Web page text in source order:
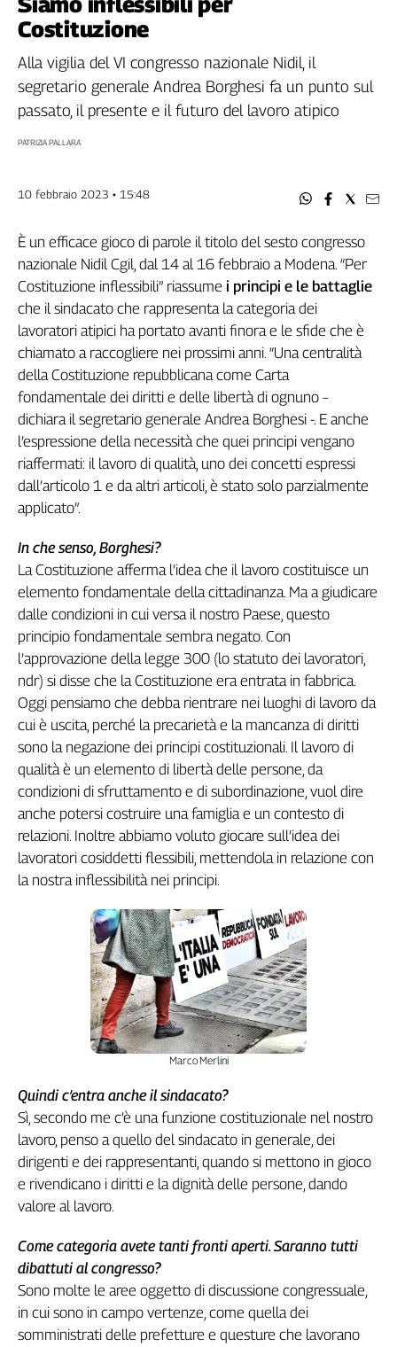
Filcams
Filctem
Fillea
Flai
Fp
Slc
Spi
Inca
Caaf
Speciali
G8
di
Genova,
il
sangue
della
ragione
120
Cgil
Collettiva
Academy
Collettiva
Play
Rubriche
Collettiva
Talk
settimana
Collettiva
Girasoli
Il
Sassolino
Linea
Economica
Le
trasmissioni
tv
Work
in
Progress
L'Italia
Lavoro
Territori
Abruzzo-
Molise
Costituzione
Alla vigilia del VI congresso nazionale Nidil, il
segretario generale Andrea Borghesi fa un punto sul
passato, il presente e il futuro del lavoro atipico
PATRIZIA PALLARA
10 febbraio 2023 • 15:48
È un efficace gioco di parole il titolo del sesto congresso
nazionale Nidil Cgil, dal 14 al 16 febbraio a Modena. “Per
Costituzione inflessibili” riassume i principi e le battaglie
che il sindacato che rappresenta la categoria dei
lavoratori atipici ha portato avanti finora e le sfide che è
chiamato a raccogliere nei prossimi anni. “Una centralità
della Costituzione repubblicana come Carta
fondamentale dei diritti e delle libertà di ognuno –
dichiara il segretario generale Andrea Borghesi -. E anche
l’espressione della necessità che quei principi vengano
riaffermati: il lavoro di qualità, uno dei concetti espressi
dall’articolo 1 e da altri articoli, è stato solo parzialmente
applicato”.
In che senso, Borghesi?
La Costituzione afferma l’idea che il lavoro costituisce un
elemento fondamentale della cittadinanza. Ma a giudicare
dalle condizioni in cui versa il nostro Paese, questo
principio fondamentale sembra negato. Con
l’approvazione della legge 300 (lo statuto dei lavoratori,
ndr) si disse che la Costituzione era entrata in fabbrica.
Oggi pensiamo che debba rientrare nei luoghi di lavoro da
cui è uscita, perché la precarietà e la mancanza di diritti
sono la negazione dei principi costituzionali. Il lavoro di
qualità è un elemento di libertà delle persone, da
condizioni di sfruttamento e di subordinazione, vuol dire
anche potersi costruire una famiglia e un contesto di
relazioni. Inoltre abbiamo voluto giocare sull’idea dei
lavoratori cosiddetti flessibili, mettendola in relazione con
la nostra inflessibilità nei principi.
Marco Merlini
Quindi c’entra anche il sindacato?
Sì, secondo me c’è una funzione costituzionale nel nostro
lavoro, penso a quello del sindacato in generale, dei
dirigenti e dei rappresentanti, quando si mettono in gioco
e rivendicano i diritti e la dignità delle persone, dando
valore al lavoro.
Come categoria avete tanti fronti aperti. Saranno tutti
dibattuti al congresso?
Sono molte le aree oggetto di discussione congressuale,
in cui sono in campo vertenze, come quella dei
somministrati delle prefetture e questure che lavorano